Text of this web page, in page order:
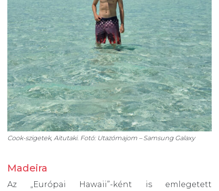
Cook-szigetek, Aitutaki. Fotó: Utazómajom – Samsung Galaxy
Madeira
Az „Európai Hawaii”-ként is emlegetett